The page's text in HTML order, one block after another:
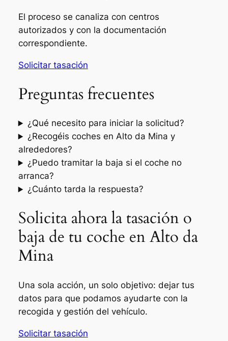
El proceso se canaliza con centros
autorizados y con la documentación
correspondiente.
Solicitar tasación
Preguntas frecuentes
¿Qué necesito para iniciar la solicitud?
¿Recogéis coches en Alto da Mina y
alrededores?
¿Puedo tramitar la baja si el coche no
arranca?
¿Cuánto tarda la respuesta?
Solicita ahora la tasación o
baja de tu coche en Alto da
Mina
Una sola acción, un solo objetivo: dejar tus
datos para que podamos ayudarte con la
recogida y gestión del vehículo.
Solicitar tasación